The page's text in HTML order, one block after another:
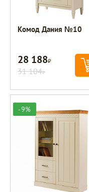
Комод Дания №10
28 188Р
31 104Р
-9%